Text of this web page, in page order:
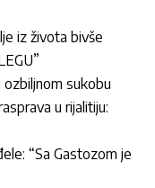
iz života bivše
ozbiljnom sukobu
u rijalitiju:
“Sa Gastozom je